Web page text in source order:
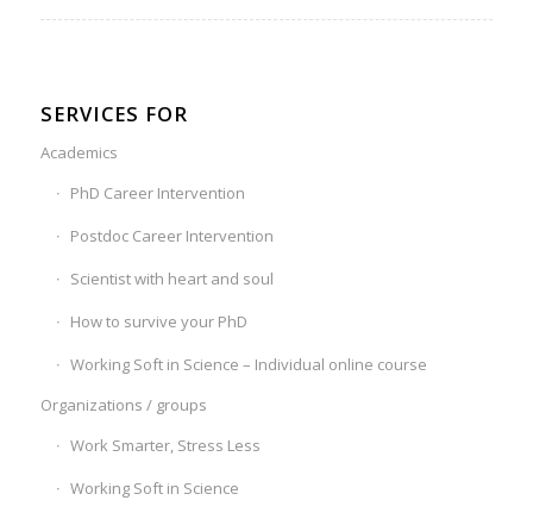
SERVICES FOR
Academics
PhD Career Intervention
Postdoc Career Intervention
Scientist with heart and soul
How to survive your PhD
Working Soft in Science – Individual online course
Organizations / groups
Work Smarter, Stress Less
Working Soft in Science